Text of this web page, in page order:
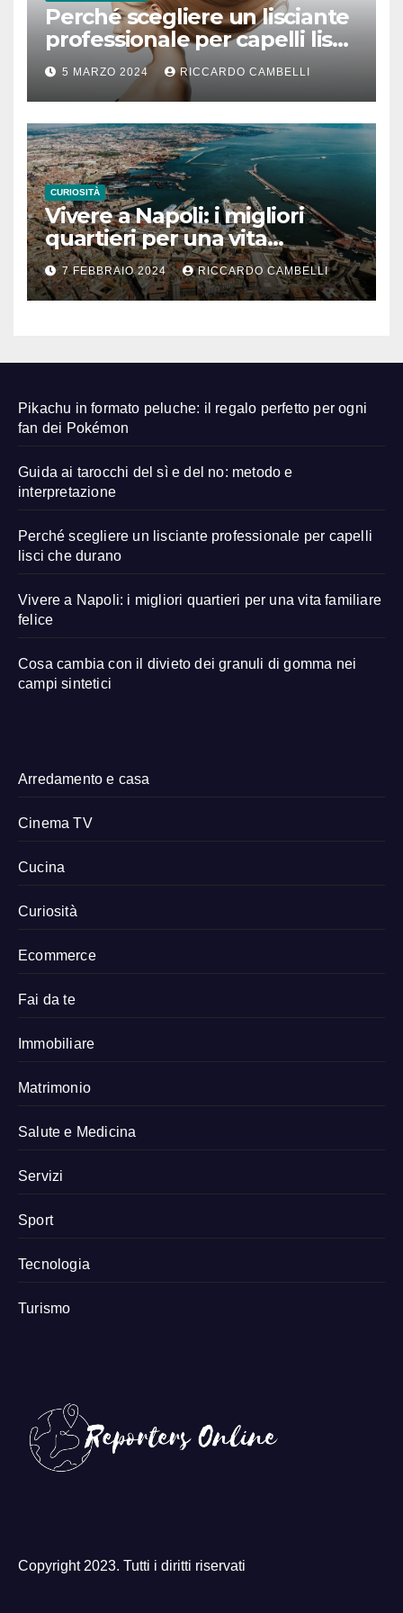
Perché scegliere un lisciante
professionale per capelli lisci
che durano
5 MARZO 2024 RICCARDO CAMBELLI
CURIOSITÀ
Vivere a Napoli: i migliori
quartieri per una vita
familiare felice
7 FEBBRAIO 2024 RICCARDO CAMBELLI
Pikachu in formato peluche: il regalo perfetto per ogni
fan dei Pokémon
Guida ai tarocchi del sì e del no: metodo e
interpretazione
Perché scegliere un lisciante professionale per capelli
lisci che durano
Vivere a Napoli: i migliori quartieri per una vita familiare
felice
Cosa cambia con il divieto dei granuli di gomma nei
campi sintetici
Arredamento e casa
Cinema TV
Cucina
Curiosità
Ecommerce
Fai da te
Immobiliare
Matrimonio
Salute e Medicina
Servizi
Sport
Tecnologia
Turismo
Copyright 2023. Tutti i diritti riservati